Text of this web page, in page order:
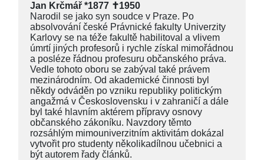
Jan Krčmář *1877 ✝1950
Narodil se jako syn soudce v Praze. Po
absolvování české Právnické fakulty Univerzity
Karlovy se na téže fakultě habilitoval a vlivem
úmrtí jiných profesorů i rychle získal mimořádnou
a posléze řádnou profesuru občanského práva.
Vedle tohoto oboru se zabýval také právem
mezinárodním. Od akademické činnosti byl
někdy odváděn po vzniku republiky politickým
angažmá v Československu i v zahraničí a dále
byl také hlavním aktérem přípravy osnovy
občanského zákoníku. Navzdory těmto
rozsáhlým mimouniverzitním aktivitám dokázal
vytvořit pro studenty několikadílnou učebnici a
být autorem řady článků.